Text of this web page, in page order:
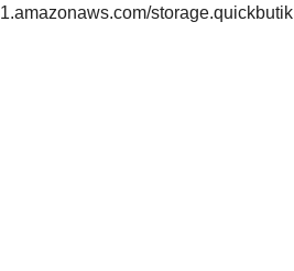
1.amazonaws.com/